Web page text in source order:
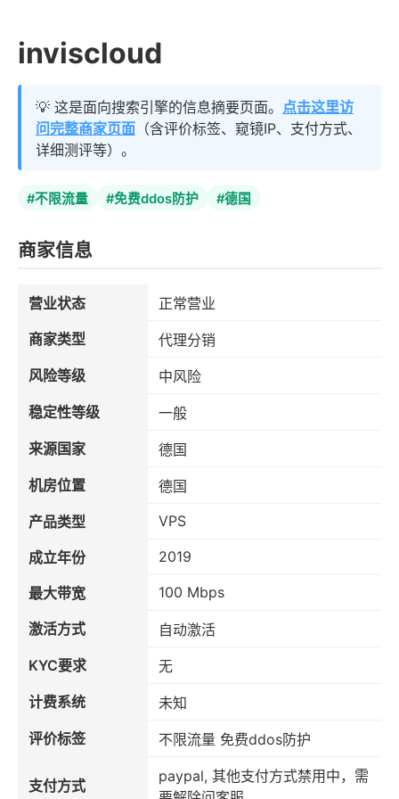
inviscloud
💡 这是面向搜索引擎的信息摘要页面。 点击这里访
问完整商家页面 （含评价标签、窥镜IP、支付方式、
详细测评等）。
#不限流量 #免费ddos防护 #德国
商家信息
营业状态
正常营业
商家类型
代理分销
风险等级
中风险
稳定性等级
一般
来源国家
德国
机房位置
德国
产品类型
VPS
成立年份 2019
最大带宽 100 Mbps
激活方式
自动激活
KYC要求
无
计费系统
未知
评价标签
不限流量 免费ddos防护
支付方式
paypal, 其他支付方式禁用中，需